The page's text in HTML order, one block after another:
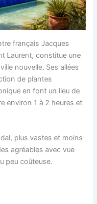
français Jacques
Laurent, constitue une
nouvelle. Ses allées
de plantes
en font un lieu de
environ 1 à 2 heures et
plus vastes et moins
agréables avec vue
peu coûteuse.